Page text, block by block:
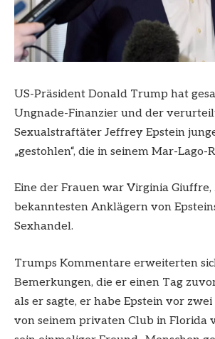
US-Präsident Donald Trump hat
Ungnade-Finanzier und der
Sexualstraftäter Jeffrey Epstein
„gestohlen“, die in seinem Mar-Lago-
Eine der Frauen war Virginia Giuffre,
bekanntesten Anklägern von
Sexhandel.
Trumps Kommentare erweiterten
Bemerkungen, die er einen Tag
als er sagte, er habe Epstein vor
von seinem privaten Club in Florida